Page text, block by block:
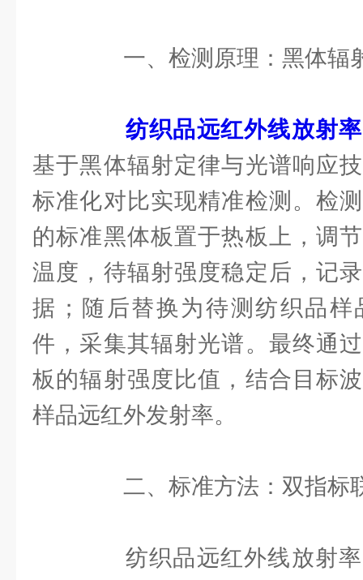
一、检测原理：黑体辐
纺织品远红外线放射
基于黑体辐射定律与光谱响应
标准化对比实现精准检测。检
的标准黑体板置于热板上，调
温度，待辐射强度稳定后，记
据；随后替换为待测纺织品样
件，采集其辐射光谱。最终通
板的辐射强度比值，结合目标
样品远红外发射率。
二、标准方法：双指标
纺织品远红外线放射率